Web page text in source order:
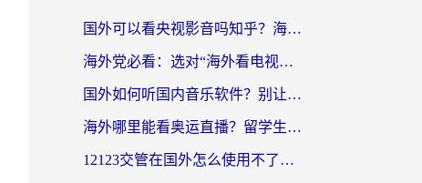
国外可以看央视影音吗知乎？海外党亲测有效的回国加速方案
海外党必看：选对“海外看电视剧软件”，再也不用愁国内剧刷不了
国外如何听国内音乐软件？别让地域限制，断了你的中文歌单
海外哪里能看奥运直播？留学生&海外华人必看的体育赛事观赛终极指南
12123交管在国外怎么使用不了？海外华人必看的无缝访问国内资源指南